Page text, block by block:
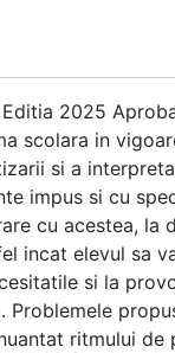
2025
scolara in
si a
impus si cu
cu acestea,
incat elevul sa
si la
ritmului